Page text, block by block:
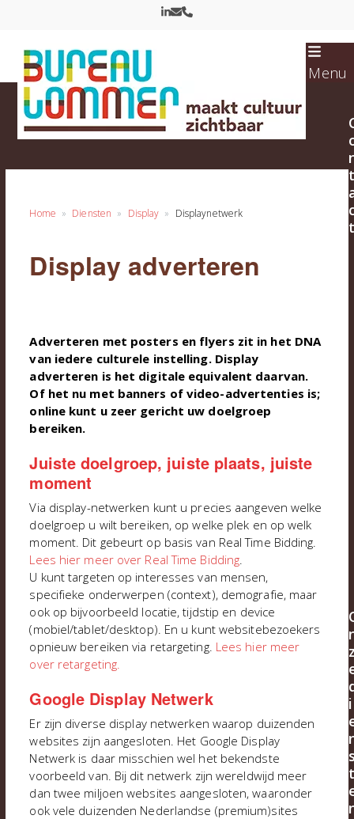
LinkedIn
EmailPhone
Menu
Home Diensten Display Displaynetwerk
Display adverteren
Adverteren met posters en flyers zit in het DNA
van iedere culturele instelling. Display
adverteren is het digitale equivalent daarvan.
Of het nu met banners of video-advertenties is;
online kunt u zeer gericht uw doelgroep
bereiken.
Juiste doelgroep, juiste plaats, juiste
moment
Via display-netwerken kunt u precies aangeven welke
doelgroep u wilt bereiken, op welke plek en op welk
moment. Dit gebeurt op basis van Real Time Bidding.
Lees hier meer over Real Time Bidding.
U kunt targeten op interesses van mensen,
specifieke onderwerpen (context), demografie, maar
ook op bijvoorbeeld locatie, tijdstip en device
(mobiel/tablet/desktop). En u kunt websitebezoekers
opnieuw bereiken via retargeting. Lees hier meer
over retargeting.
Google Display Netwerk
Er zijn diverse display netwerken waarop duizenden
websites zijn aangesloten. Het Google Display
Netwerk is daar misschien wel het bekendste
voorbeeld van. Bij dit netwerk zijn wereldwijd meer
dan twee miljoen websites aangesloten, waaronder
ook vele duizenden Nederlandse (premium)sites
t
t
i
t